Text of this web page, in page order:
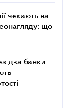
чекають на
що
два банки